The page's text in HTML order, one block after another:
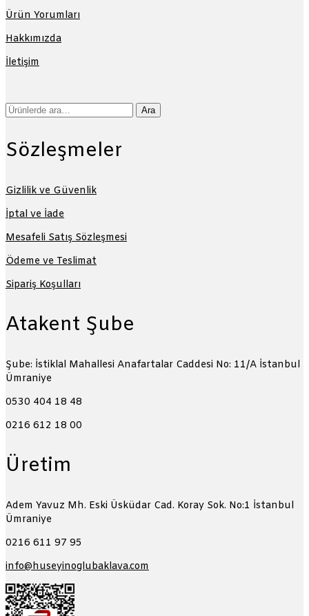
Ürün Yorumları
Hakkımızda
İletişim
Ara: Ara
Sözleşmeler
Gizlilik ve Güvenlik
İptal ve İade
Mesafeli Satış Sözleşmesi
Ödeme ve Teslimat
Sipariş Koşulları
Atakent Şube
Şube: İstiklal Mahallesi Anafartalar Caddesi No: 11/A İstanbul
Ümraniye
0530 404 18 48
0216 612 18 00
Üretim
Adem Yavuz Mh. Eski Üsküdar Cad. Koray Sok. No:1 İstanbul
Ümraniye
0216 611 97 95
info@huseyinoglubaklava.com